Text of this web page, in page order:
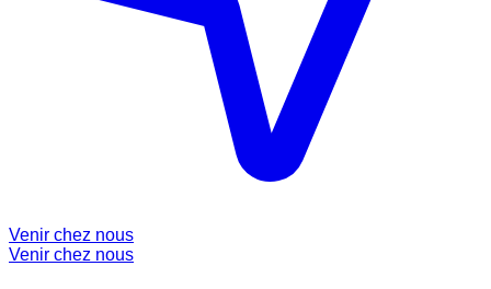
Venir chez nous
Venir chez nous